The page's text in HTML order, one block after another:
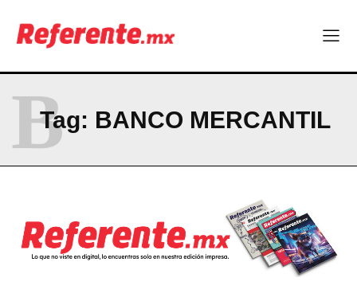
Company
CONTACT
PRIVACY POLICY
Tag: BANCO MERCANTIL
B